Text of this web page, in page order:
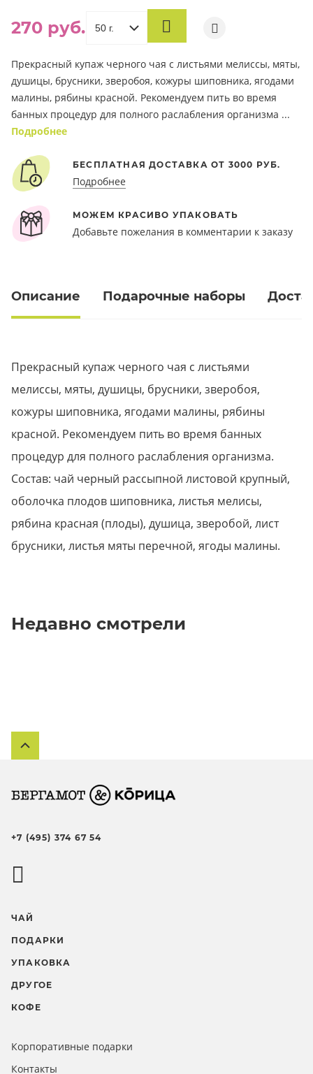
270 руб.
Прекрасный купаж черного чая с листьями мелиссы, мяты,
душицы, брусники, зверобоя, кожуры шиповника, ягодами
малины, рябины красной. Рекомендуем пить во время
банных процедур для полного раслабления организма ...
Подробнее
БЕСПЛАТНАЯ ДОСТАВКА ОТ 3000 РУБ.
Подробнее
МОЖЕМ КРАСИВО УПАКОВАТЬ
Добавьте пожелания в комментарии к заказу
Описание Подарочные наборы
Прекрасный купаж черного чая с листьями
мелиссы, мяты, душицы, брусники, зверобоя,
кожуры шиповника, ягодами малины, рябины
красной. Рекомендуем пить во время банных
процедур для полного раслабления организма.
Состав: чай черный рассыпной листовой крупный,
оболочка плодов шиповника, листья мелисы,
рябина красная (плоды), душица, зверобой, лист
брусники, листья мяты перечной, ягоды малины.
Недавно смотрели
+7 (495) 374 67 54
ЧАЙ
ПОДАРКИ
УПАКОВКА
ДРУГОЕ
КОФЕ
Корпоративные подарки
Контакты